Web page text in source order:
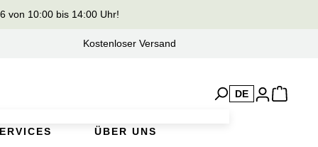
von 10:00 bis 14:00 Uhr!
Kostenloser Versand
DE
ÜBER UNS